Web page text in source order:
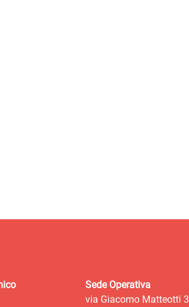
Sede Operativa
via Giacomo Matteotti 3